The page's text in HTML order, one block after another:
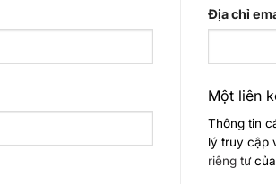
Địa chỉ
Một liên
Thông tin
lý truy cập
riêng tưcủa